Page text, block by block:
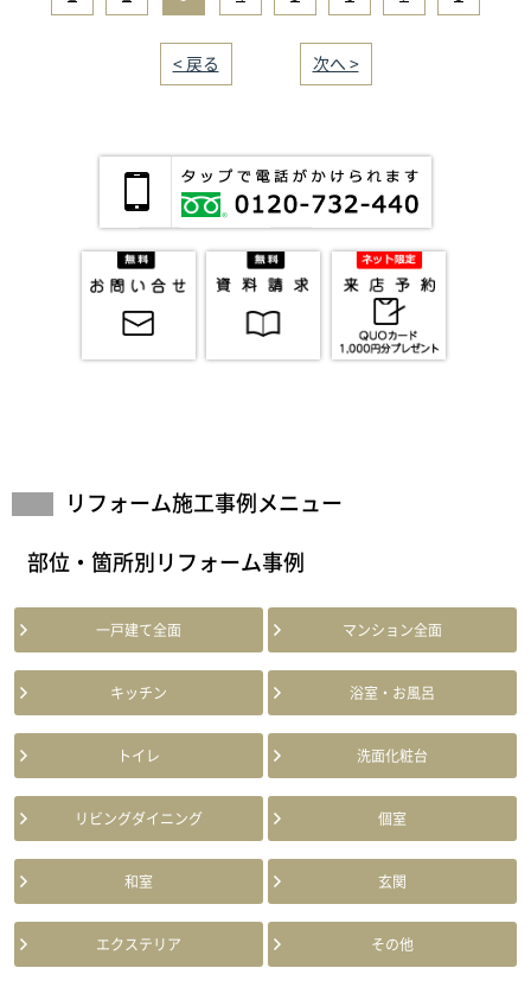
< 戻る 次へ >
リフォーム施工事例メニュー
部位・箇所別リフォーム事例
一戸建て全面 マンション全面
キッチン 浴室・お風呂
トイレ 洗面化粧台
リビングダイニング 個室
和室 玄関
エクステリア その他